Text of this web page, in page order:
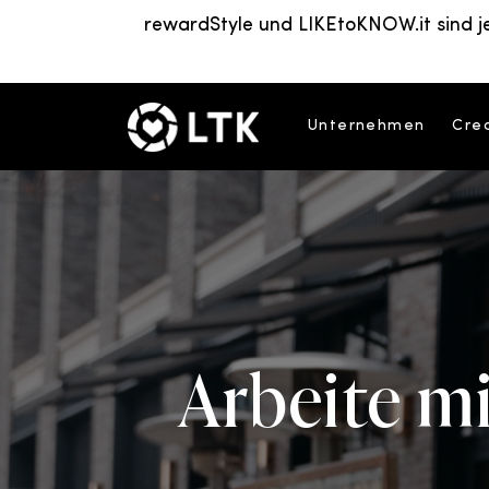
rewardStyle und LIKEtoKNOW.it sind
Unternehmen
Arbeite